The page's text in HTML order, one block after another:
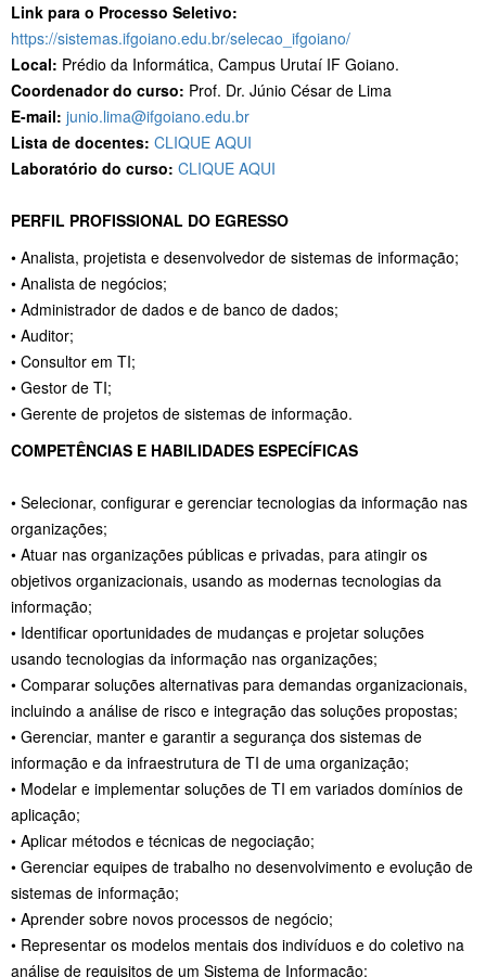
Link para o Processo Seletivo:
https://sistemas.ifgoiano.edu.br/selecao_ifgoiano/
Local: Prédio da Informática, Campus Urutaí IF Goiano.
Coordenador do curso: Prof. Dr. Júnio César de Lima
E-mail: junio.lima@ifgoiano.edu.br
Lista de docentes: CLIQUE AQUI
Laboratório do curso: CLIQUE AQUI
PERFIL PROFISSIONAL DO EGRESSO
• Analista, projetista e desenvolvedor de sistemas de informação;
• Analista de negócios;
• Administrador de dados e de banco de dados;
• Auditor;
• Consultor em TI;
• Gestor de TI;
• Gerente de projetos de sistemas de informação.
COMPETÊNCIAS E HABILIDADES ESPECÍFICAS
• Selecionar, configurar e gerenciar tecnologias da informação nas
organizações;
• Atuar nas organizações públicas e privadas, para atingir os
objetivos organizacionais, usando as modernas tecnologias da
informação;
• Identificar oportunidades de mudanças e projetar soluções
usando tecnologias da informação nas organizações;
• Comparar soluções alternativas para demandas organizacionais,
incluindo a análise de risco e integração das soluções propostas;
• Gerenciar, manter e garantir a segurança dos sistemas de
informação e da infraestrutura de TI de uma organização;
• Modelar e implementar soluções de TI em variados domínios de
aplicação;
• Aplicar métodos e técnicas de negociação;
• Gerenciar equipes de trabalho no desenvolvimento e evolução de
sistemas de informação;
• Aprender sobre novos processos de negócio;
• Representar os modelos mentais dos indivíduos e do coletivo na
análise de requisitos de um Sistema de Informação;